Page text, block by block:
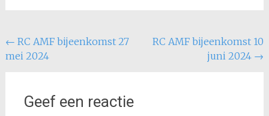
Bericht
navigatie
← RC AMF bijeenkomst 27
mei 2024
RC AMF bijeenkomst 10
juni 2024 →
Geef een reactie